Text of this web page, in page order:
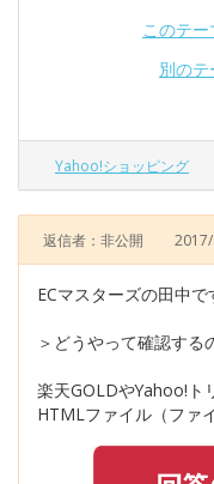
このテ
別の
Yahoo!ショッピング
返信者：非公開
ECマスターズの田中で
＞どうやって確認する
楽天GOLDやYahoo!ト
HTMLファイル（フ